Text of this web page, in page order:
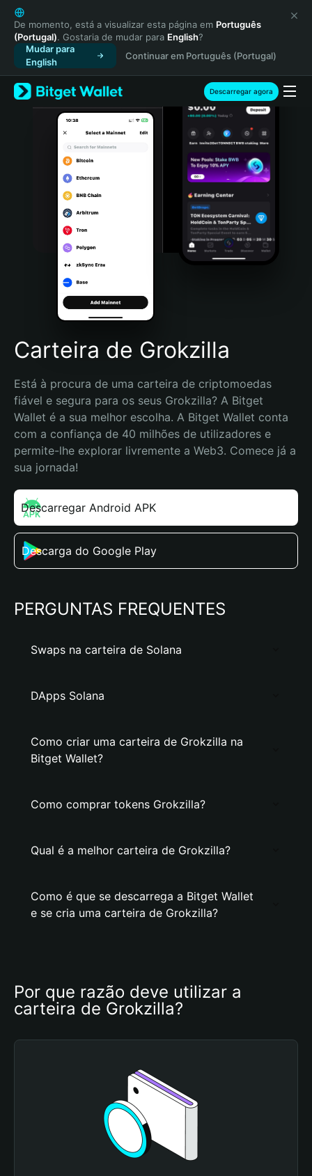
English
日本語
Tiếng Việt
Русский
Español (Latinoamérica)
Türkçe
Italiano
Português (Portugal)
Bahasa Indonesia
Português (Brasil)
Español (Argentina)
De momento, está a visualizar esta página em Português
(Portugal). Gostaria de mudar para English?
Mudar para
English
Continuar em Português (Portugal)
Descarregar agora
Carteira de Grokzilla
Está à procura de uma carteira de criptomoedas
fiável e segura para os seus Grokzilla? A Bitget
Wallet é a sua melhor escolha. A Bitget Wallet conta
com a confiança de 40 milhões de utilizadores e
permite-lhe explorar livremente a Web3. Comece já a
sua jornada!
Descarregar Android APK
Descarga do Google Play
PERGUNTAS FREQUENTES
Swaps na carteira de Solana
DApps Solana
Como criar uma carteira de Grokzilla na
Bitget Wallet?
Como comprar tokens Grokzilla?
Qual é a melhor carteira de Grokzilla?
Como é que se descarrega a Bitget Wallet
e se cria uma carteira de Grokzilla?
Por que razão deve utilizar a
carteira de Grokzilla?